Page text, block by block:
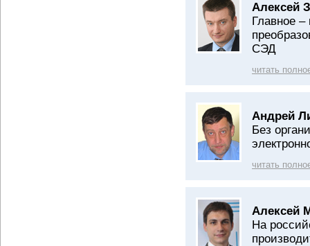
Алексей
Главное –
СЭД
читать
Андрей
Без
читать
Алексей
На